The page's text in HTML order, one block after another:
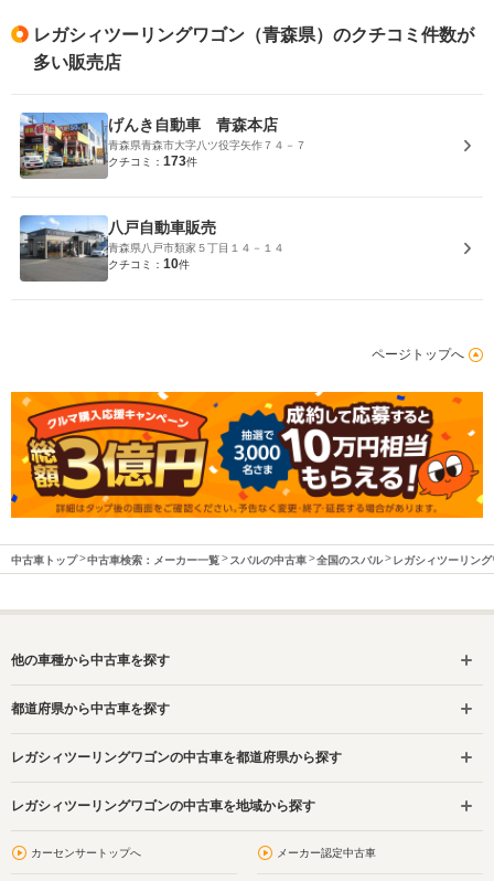
レガシィツーリングワゴン（青森県）のクチコミ件数が
多い販売店
げんき自動車 青森本店
青森県青森市大字八ツ役字矢作７４－７
クチコミ： 173件
八戸自動車販売
青森県八戸市類家５丁目１４－１４
クチコミ： 10件
ページトップへ
中古車トップ 中古車検索：メーカー一覧 スバルの中古車 全国のスバル レガシィツーリン
他の車種から中古車を探す
都道府県から中古車を探す
レガシィツーリングワゴンの中古車を都道府県から探す
レガシィツーリングワゴンの中古車を地域から探す
カーセンサートップへ メーカー認定中古車